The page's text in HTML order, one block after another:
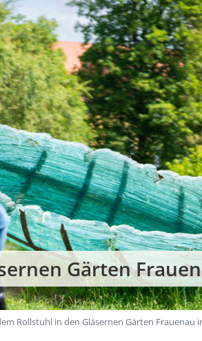
Gärten
Rollstuhl in den Gläsernen Gärten